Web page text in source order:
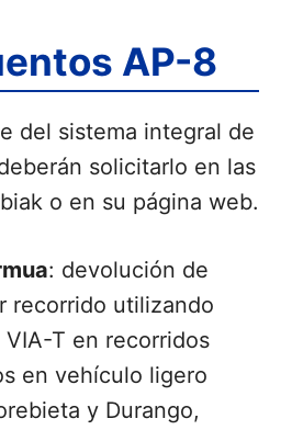
AP-8
del sistema integral de
solicitarlo en las
o en su página web.
: devolución de
recorrido utilizando
VIA-T en recorridos
en vehículo ligero
y Durango,